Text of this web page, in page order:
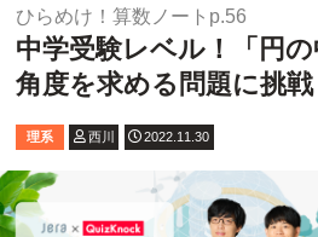
ひらめけ！算数ノートp.56
中学受験レベル！「円
角度を求める問題に挑戦
理系 西川 2022.11.30